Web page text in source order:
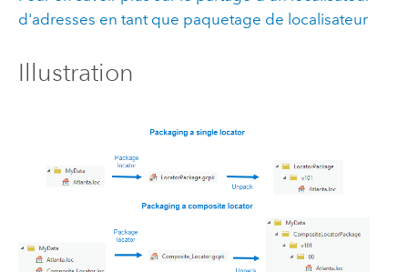
d'adresses en tant que paquetage de localisateur
Illustration